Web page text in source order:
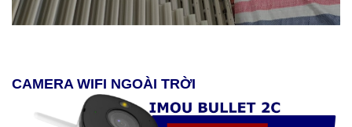
CAMERA WIFI NGOÀI TRỜI